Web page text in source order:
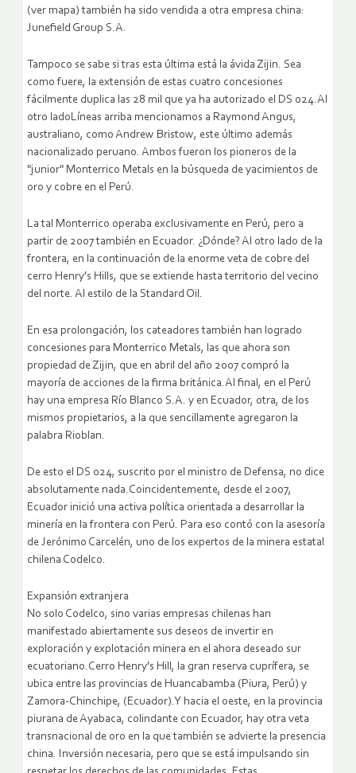
(ver mapa) también ha sido vendida a otra empresa china:
Junefield Group S.A.
Tampoco se sabe si tras esta última está la ávida Zijin. Sea
como fuere, la extensión de estas cuatro concesiones
fácilmente duplica las 28 mil que ya ha autorizado el DS 024.Al
otro ladoLíneas arriba mencionamos a Raymond Angus,
australiano, como Andrew Bristow, este último además
nacionalizado peruano. Ambos fueron los pioneros de la
"junior" Monterrico Metals en la búsqueda de yacimientos de
oro y cobre en el Perú.
La tal Monterrico operaba exclusivamente en Perú, pero a
partir de 2007 también en Ecuador. ¿Dónde? Al otro lado de la
frontera, en la continuación de la enorme veta de cobre del
cerro Henry’s Hills, que se extiende hasta territorio del vecino
del norte. Al estilo de la Standard Oil.
En esa prolongación, los cateadores también han logrado
concesiones para Monterrico Metals, las que ahora son
propiedad de Zijin, que en abril del año 2007 compró la
mayoría de acciones de la firma británica.Al final, en el Perú
hay una empresa Río Blanco S.A. y en Ecuador, otra, de los
mismos propietarios, a la que sencillamente agregaron la
palabra Rioblan.
De esto el DS 024, suscrito por el ministro de Defensa, no dice
absolutamente nada.Coincidentemente, desde el 2007,
Ecuador inició una activa política orientada a desarrollar la
minería en la frontera con Perú. Para eso contó con la asesoría
de Jerónimo Carcelén, uno de los expertos de la minera estatal
chilena Codelco.
Expansión extranjera
No solo Codelco, sino varias empresas chilenas han
manifestado abiertamente sus deseos de invertir en
exploración y explotación minera en el ahora deseado sur
ecuatoriano.Cerro Henry’s Hill, la gran reserva cuprífera, se
ubica entre las provincias de Huancabamba (Piura, Perú) y
Zamora-Chinchipe, (Ecuador).Y hacia el oeste, en la provincia
piurana de Ayabaca, colindante con Ecuador, hay otra veta
transnacional de oro en la que también se advierte la presencia
china. Inversión necesaria, pero que se está impulsando sin